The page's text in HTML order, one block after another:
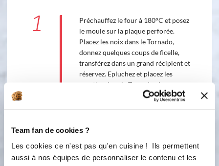
Team fan de cookies ?
Les cookies ce n'est pas qu'en cuisine ! Ils permettent
aussi à nos équipes de personnaliser le contenu et les
1
Préchauffez le four à 180°C et posez
le moule sur la plaque perforée.
Placez les noix dans le Tornado,
donnez quelques coups de ficelle,
transférez dans un grand récipient et
réservez. Epluchez et placez les
carottes dans le Tornado, donnez
quelques coups de ficelle, transférez
l'huile jusqu’à ce que le mélange
et les carottes, mélangez. Ajoutez la
farine, la levure chimique, le